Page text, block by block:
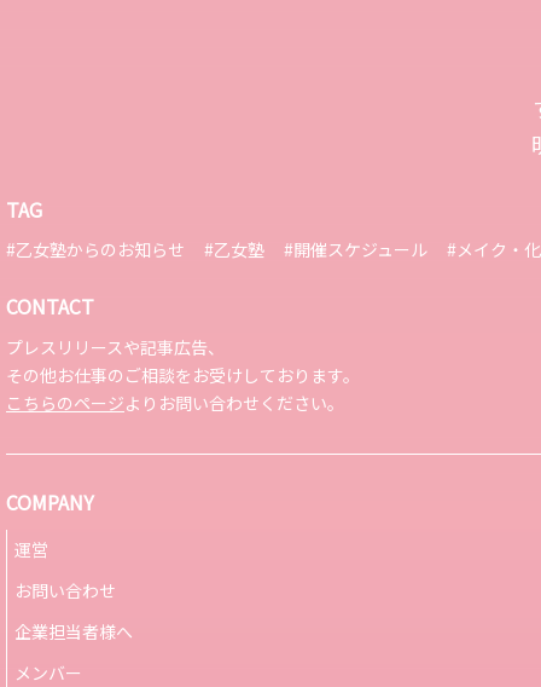
TAG
#乙女塾からのお知らせ #乙女塾 #開催スケジュール #メイク・
CONTACT
プレスリリースや記事広告、
その他お仕事のご相談をお受けしております。
こちらのページよりお問い合わせください。
COMPANY
運営
お問い合わせ
企業担当者様へ
メンバー